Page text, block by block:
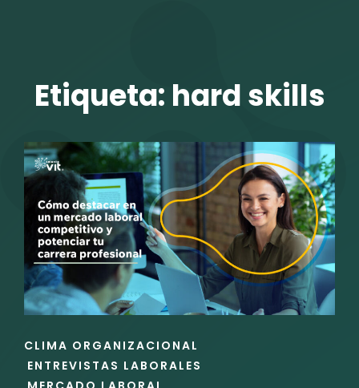
Etiqueta: hard skills
ENLACES
DE
LAS
CLIMA ORGANIZACIONAL
ENTREVISTAS LABORALES